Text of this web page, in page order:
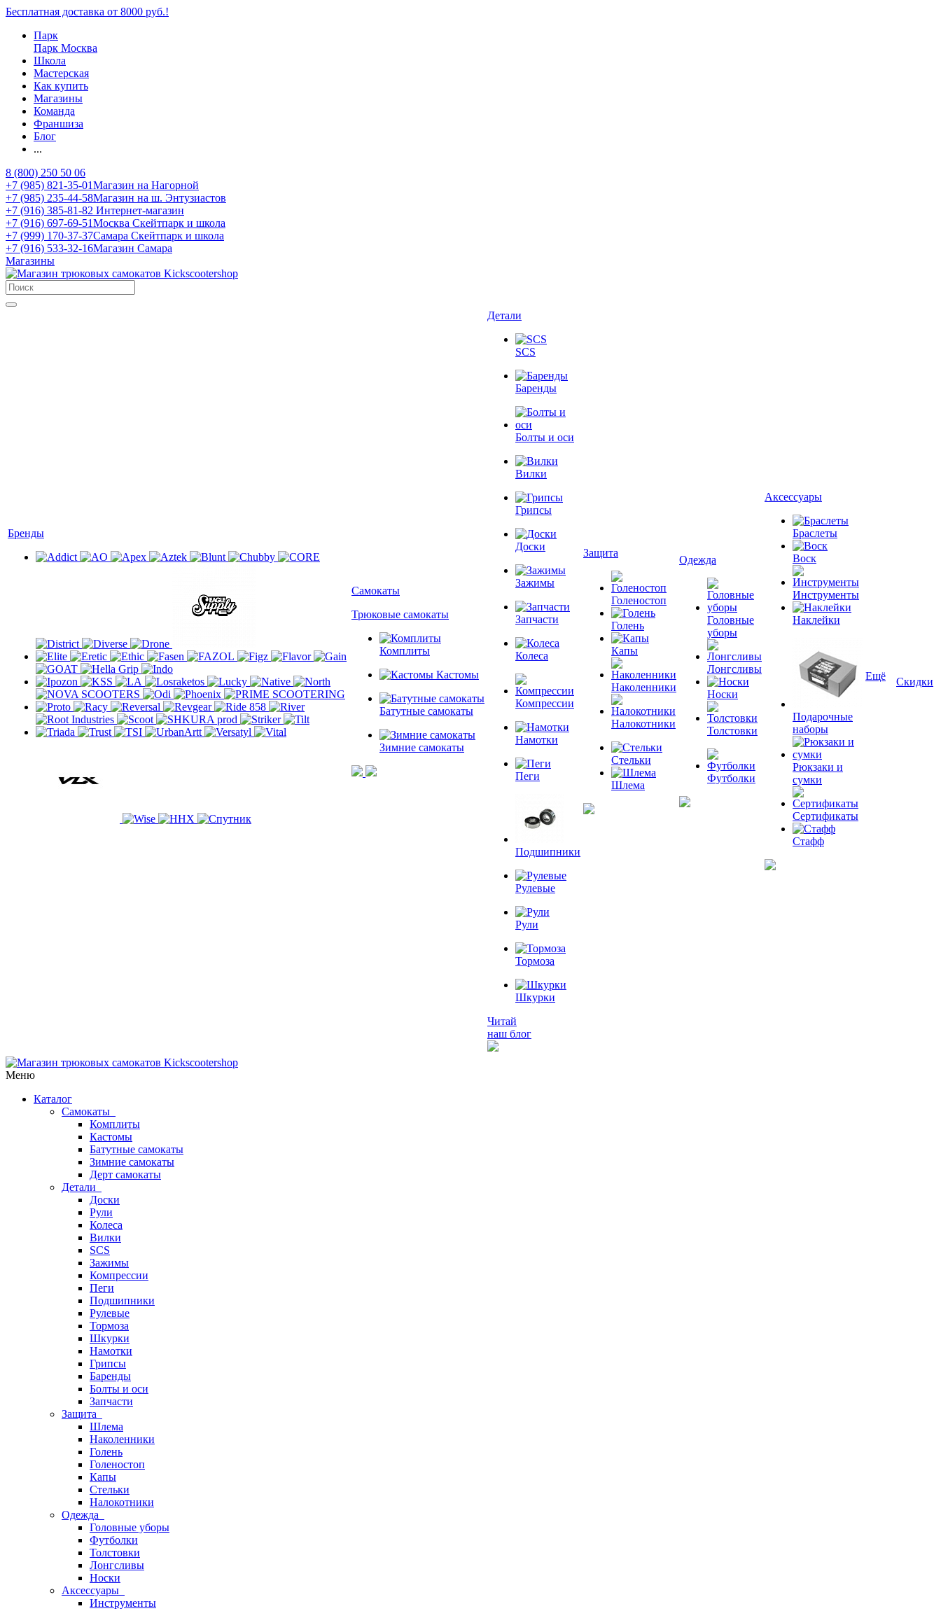
Бесплатная доставка от 8000 руб.!
Парк
Парк Москва
Школа
Мастерская
Как купить
Магазины
Команда
Франшиза
Блог
...
8 (800) 250 50 06
+7 (985) 821-35-01Магазин на Нагорной
+7 (985) 235-44-58Магазин на ш. Энтузиастов
+7 (916) 385-81-82 Интернет-магазин
+7 (916) 697-69-51Москва Скейтпарк и школа
+7 (999) 170-37-37Самара Скейтпарк и школа
+7 (916) 533-32-16Магазин Самара
Магазины
Бренды
Самокаты
Трюковые самокаты
Комплиты
Кастомы
Батутные самокаты
Зимние самокаты
Детали
SCS
Баренды
Болты и оси
Вилки
Грипсы
Доски
Зажимы
Запчасти
Колеса
Компрессии
Намотки
Пеги
Подшипники
Рулевые
Рули
Тормоза
Шкурки
Читай
наш блог
Защита
Голеностоп
Голень
Капы
Наколенники
Налокотники
Стельки
Шлема
Одежда
Головные
уборы
Лонгсливы
Носки
Толстовки
Футболки
Аксессуары
Браслеты
Воск
Инструменты
Наклейки
Подарочные
наборы
Рюкзаки и
сумки
Сертификаты
Стафф
Ещё Скидки
Меню
Каталог
Самокаты
Комплиты
Кастомы
Батутные самокаты
Зимние самокаты
Дерт самокаты
Детали
Доски
Рули
Колеса
Вилки
SCS
Зажимы
Компрессии
Пеги
Подшипники
Рулевые
Тормоза
Шкурки
Намотки
Грипсы
Баренды
Болты и оси
Запчасти
Защита
Шлема
Наколенники
Голень
Голеностоп
Капы
Стельки
Налокотники
Одежда
Головные уборы
Футболки
Толстовки
Лонгсливы
Носки
Аксессуары
Инструменты